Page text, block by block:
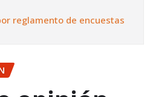
reglamento de encuestas